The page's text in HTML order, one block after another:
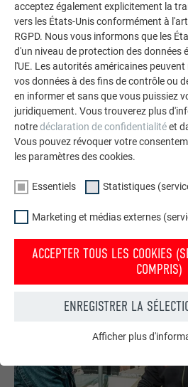
Rénovation de façades avec PREFA
De nos jours, la rénovation
limite plus à la simple protection.
PREFA garantissent une qualité
combinées de manière flexible, ce
la rénovation personnalisée de
DÉTAILS SUR LA RÉNOVATION DE LA
acceptez également explicitement la
vers les États-Unis conformément à
RGPD. Nous vous informons que les
d'un niveau de protection des données
l'UE. Les autorités américaines
vos données à des fins de contrôle ou
en informer et sans que vous puissiez
juridiquement. Vous trouverez plus
notredéclaration de confidentialitéet
Vous pouvez révoquer votre
les paramètres des cookies.
Essentiels Statistiques
Marketing et médias externes
ACCEPTER TOUS LES COOKIES
COMPRIS)
ENREGISTRER LA
fonctions de base du site Internet. Ils
Afficher plus